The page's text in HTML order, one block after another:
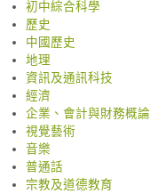
初中綜合科學
歷史
中國歷史
地理
資訊及通訊科技
經濟
企業、會計與財務概論
視覺藝術
音樂
普通話
宗教及道德教育